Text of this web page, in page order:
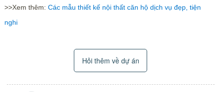
>>Xem thêm: Các mẫu thiết kế nội thất căn hộ dịch vụ đẹp, tiện
nghi
Hỏi thêm về dự án